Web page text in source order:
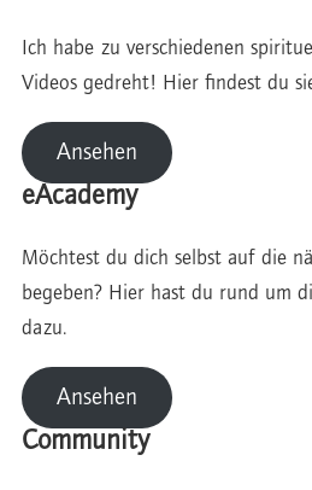
Ich habe zu verschiedenen
Videos gedreht! Hier findest du
Ansehen
eAcademy
Möchtest du dich selbst auf die
begeben? Hier hast du rund um
dazu.
Ansehen
Community